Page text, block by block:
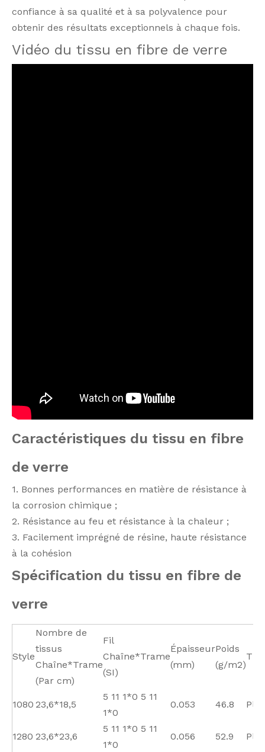
confiance à sa qualité et à sa polyvalence pour
obtenir des résultats exceptionnels à chaque fois.
Vidéo du tissu en fibre de verre
Caractéristiques du tissu en fibre
de verre
1. Bonnes performances en matière de résistance à
la corrosion chimique ;
2. Résistance au feu et résistance à la chaleur ;
3. Facilement imprégné de résine, haute résistance
à la cohésion
Spécification du tissu en fibre de
verre
Style
Nombre de
tissus
Chaîne*Trame
(Par cm)
Fil
Chaîne*Trame
(SI)
Épaisseur
(mm)
Poids
(g/m2)
1080 23,6*18,5
5 11 1*0 5 11
1*0
0.053 46.8
1280 23,6*23,6
5 11 1*0 5 11
1*0
0.056 52.9